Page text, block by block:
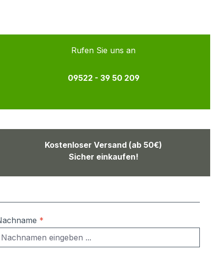
Rufen Sie uns an
09522 - 39 50 209
Kostenloser Versand (ab 50€)
Sicher einkaufen!
*